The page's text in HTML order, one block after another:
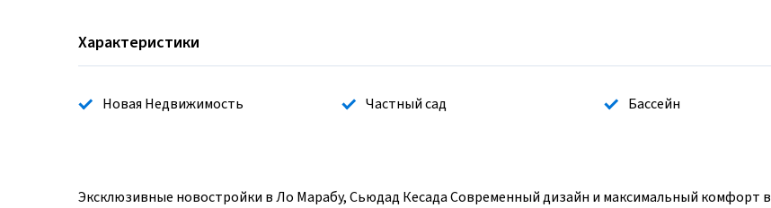
Характеристики
Новая Недвижимость Частный сад Бассейн
Эксклюзивные новостройки в Ло Марабу, Сьюдад Кесада Современный дизайн и максимальный комфорт в